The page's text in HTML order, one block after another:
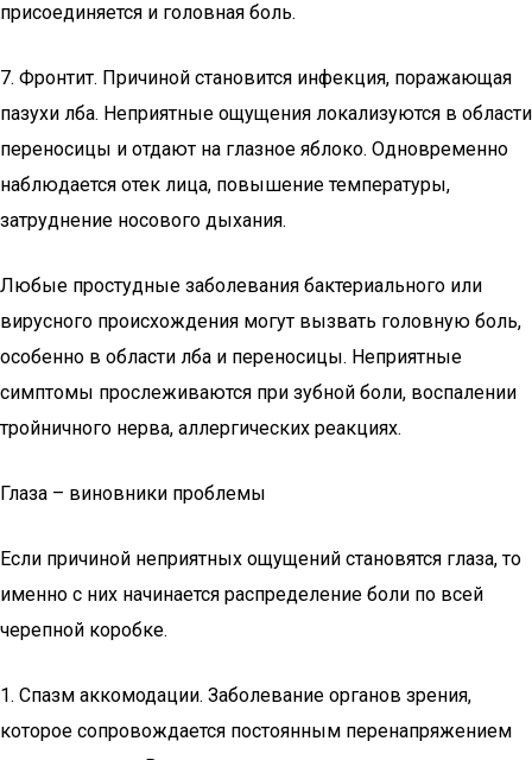
присоединяется и головная боль.
7. Фронтит. Причиной становится инфекция, поражающая
пазухи лба. Неприятные ощущения локализуются в области
переносицы и отдают на глазное яблоко. Одновременно
наблюдается отек лица, повышение температуры,
затруднение носового дыхания.
Любые простудные заболевания бактериального или
вирусного происхождения могут вызвать головную боль,
особенно в области лба и переносицы. Неприятные
симптомы прослеживаются при зубной боли, воспалении
тройничного нерва, аллергических реакциях.
Глаза – виновники проблемы
Если причиной неприятных ощущений становятся глаза, то
именно с них начинается распределение боли по всей
черепной коробке.
1. Спазм аккомодации. Заболевание органов зрения,
которое сопровождается постоянным перенапряжением